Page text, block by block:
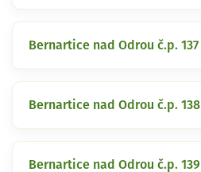
Bernartice nad Odrou č.p. 137
Bernartice nad Odrou č.p. 138
Bernartice nad Odrou č.p. 139